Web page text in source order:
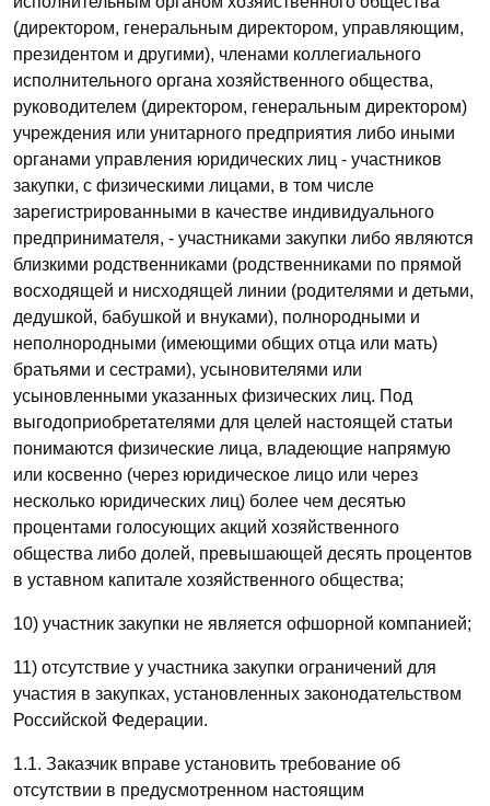
(директором, генеральным директором, управляющим,
президентом и другими), членами коллегиального
исполнительного органа хозяйственного общества,
руководителем (директором, генеральным директором)
учреждения или унитарного предприятия либо иными
органами управления юридических лиц - участников
закупки, с физическими лицами, в том числе
зарегистрированными в качестве индивидуального
предпринимателя, - участниками закупки либо являются
близкими родственниками (родственниками по прямой
восходящей и нисходящей линии (родителями и детьми,
дедушкой, бабушкой и внуками), полнородными и
неполнородными (имеющими общих отца или мать)
братьями и сестрами), усыновителями или
усыновленными указанных физических лиц. Под
выгодоприобретателями для целей настоящей статьи
понимаются физические лица, владеющие напрямую
или косвенно (через юридическое лицо или через
несколько юридических лиц) более чем десятью
процентами голосующих акций хозяйственного
общества либо долей, превышающей десять процентов
в уставном капитале хозяйственного общества;
10) участник закупки не является офшорной компанией;
11) отсутствие у участника закупки ограничений для
участия в закупках, установленных законодательством
Российской Федерации.
1.1. Заказчик вправе установить требование об
отсутствии в предусмотренном настоящим